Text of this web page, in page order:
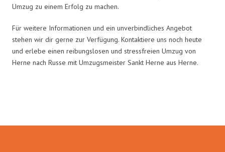
Umzug zu einem Erfolg zu machen.
Für weitere Informationen und ein unverbindliches Angebot
stehen wir dir gerne zur Verfügung. Kontaktiere uns noch heute
und erlebe einen reibungslosen und stressfreien Umzug von
Herne nach Russe mit Umzugsmeister Sankt Herne aus Herne.